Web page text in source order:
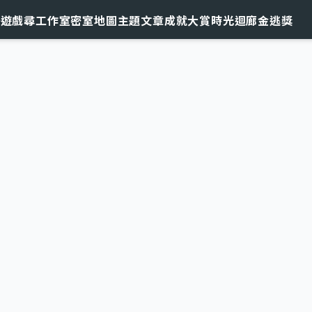
戲尋工作室密室地圖主題文章成就大賞時光迴廊金逃獎